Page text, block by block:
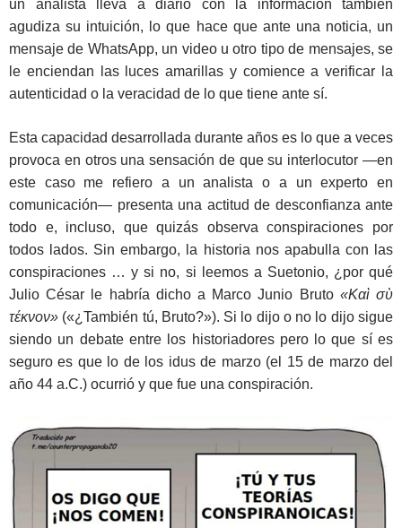
un analista lleva a diario con la información también
agudiza su intuición, lo que hace que ante una noticia, un
mensaje de WhatsApp, un video u otro tipo de mensajes, se
le enciendan las luces amarillas y comience a verificar la
autenticidad o la veracidad de lo que tiene ante sí.
Esta capacidad desarrollada durante años es lo que a veces
provoca en otros una sensación de que su interlocutor ―en
este caso me refiero a un analista o a un experto en
comunicación― presenta una actitud de desconfianza ante
todo e, incluso, que quizás observa conspiraciones por
todos lados. Sin embargo, la historia nos apabulla con las
conspiraciones … y si no, si leemos a Suetonio, ¿por qué
Julio César le habría dicho a Marco Junio Bruto «Καὶ σὺ
τέκνον» («¿También tú, Bruto?»). Si lo dijo o no lo dijo sigue
siendo un debate entre los historiadores pero lo que sí es
seguro es que lo de los idus de marzo (el 15 de marzo del
año 44 a.C.) ocurrió y que fue una conspiración.